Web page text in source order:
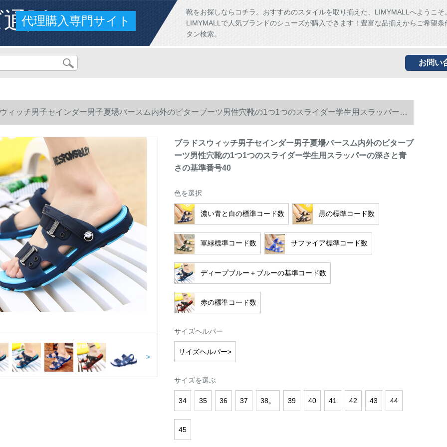
販
代理購入専門サイト
靴をお探しならコチラ。おすすめのスタイルを取り揃えた、LIMYMALLへようこそ
LIMYMALLで人気ブランドのシューズが購入できます！豊富な品揃えからご希望条
タン検索。
お問い
ィッチ男子セインダー男子夏場バースム内外のビターブーツ男性穴靴の1つ1つのスライダー学生用スラッパーの
基準番号40
>
ブラドスウィッチ男子セインダー男子夏場バースム内外のビターブ
ーツ男性穴靴の1つ1つのスライダー学生用スラッパーの深さと青
さの基準番号40
色を選択
濃い青と白の標準コード数 黒の標準コード数
軍緑標準コード数 サファイア標準コード数
ディープブルー＋ブルーの基準コード数
赤の標準コード数
サイズヘルパー
サイズヘルパー>
サイズを選ぶ
34 35 36 37 38。 39 40 41 42 43 44
45